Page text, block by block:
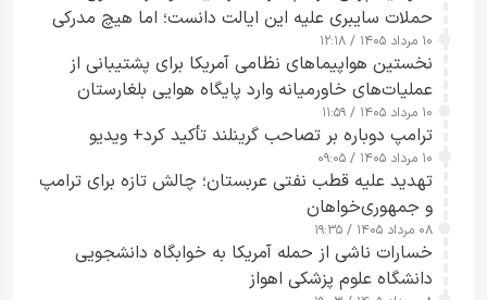
حملات سایبری علیه این ایالت دانست؛ اما هیچ مدرکی
ارائه نکرد
۱۰ مرداد ۱۴۰۵ / ۱۲:۱۸
نخستین هواپیماهای نظامی آمریکا برای پشتیبانی از
عملیات‌های خاورمیانه وارد پایگاه هوایی بلغارستان
شدند
۱۰ مرداد ۱۴۰۵ / ۱۱:۵۹
ترامپ دوباره بر تصاحب گرینلند تأکید کرد+ ویدیو
۱۰ مرداد ۱۴۰۵ / ۰۹:۰۵
تهدید علیه قطب نفتی عربستان؛ چالش تازه برای ترامپ
و جمهوری‌خواهان
۰۸ مرداد ۱۴۰۵ / ۱۹:۳۵
خسارات ناشی از حمله آمریکا به خوابگاه دانشجویی
دانشگاه علوم پزشکی اهواز